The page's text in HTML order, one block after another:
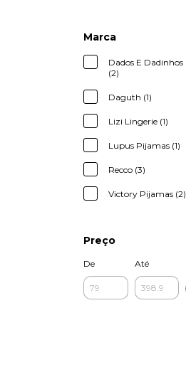
Marca
Dados E Dadinhos
(2)
Daguth (1)
Lizi Lingerie (1)
Lupus Pijamas (1)
Recco (3)
Victory Pijamas (2)
Preço
De Até